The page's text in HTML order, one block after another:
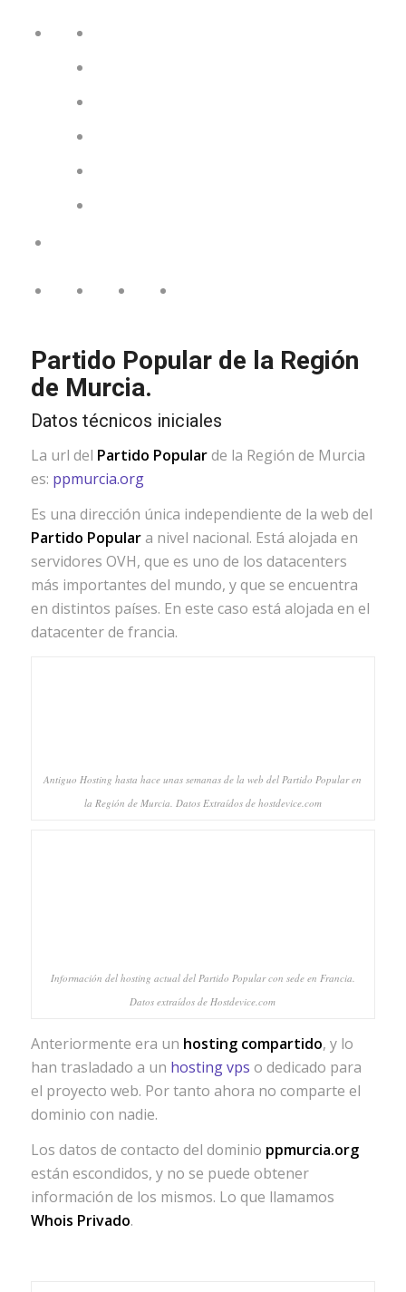
Partido Popular de la Región
de Murcia.
Datos técnicos iniciales
La url del Partido Popularde la Región de Murcia
es: ppmurcia.org
Es una dirección única independiente de la web del
Partido Populara nivel nacional. Está alojada en
servidores OVH, que es uno de los datacenters
más importantes del mundo, y que se encuentra
en distintos países. En este caso está alojada en el
datacenter de francia.
Antiguo Hosting hasta hace unas semanas de la web del Partido Popular en
la Región de Murcia. Datos Extraídos de hostdevice.com
Información del hosting actual del Partido Popular con sede en Francia.
Datos extraídos de Hostdevice.com
Anteriormente era un hosting compartido, y lo
han trasladado a un hosting vps o dedicado para
el proyecto web. Por tanto ahora no comparte el
dominio con nadie.
Los datos de contacto del dominio ppmurcia.org
están escondidos, y no se puede obtener
información de los mismos. Lo que llamamos
Whois Privado.